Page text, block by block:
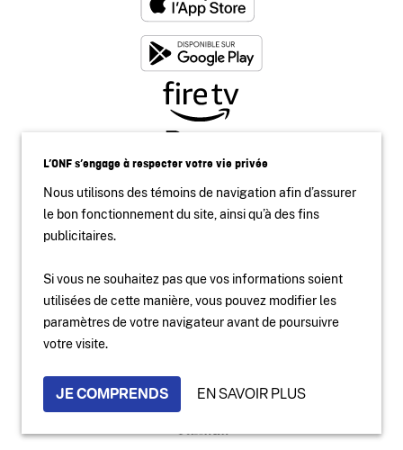
Accessibilité
Protection des renseignements personnels
2024 National Film Board of Canada
L’ONF s’engage à respecter votre vie privée
Nous utilisons des témoins de navigation afin d’assurer
le bon fonctionnement du site, ainsi qu’à des fins
publicitaires.
Si vous ne souhaitez pas que vos informations soient
utilisées de cette manière, vous pouvez modifier les
paramètres de votre navigateur avant de poursuivre
votre visite.
JE COMPRENDS EN SAVOIR PLUS